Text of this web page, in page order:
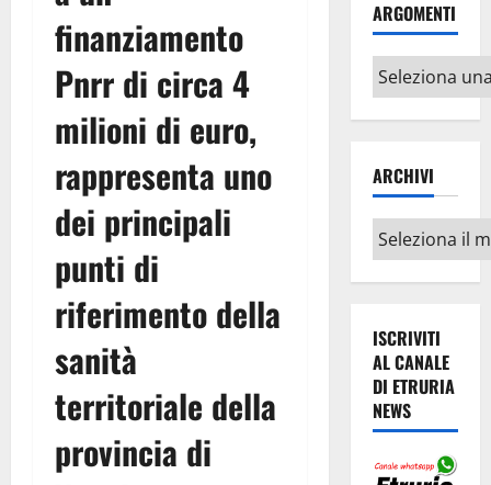
finanziamento
Pnrr di circa 4
milioni di euro,
rappresenta uno
dei principali
punti di
riferimento della
sanità
territoriale della
provincia di
ARGOMENTI
Altri
argomenti
ARCHIVI
Archivi
ISCRIVITI
AL CANALE
DI ETRURIA
NEWS